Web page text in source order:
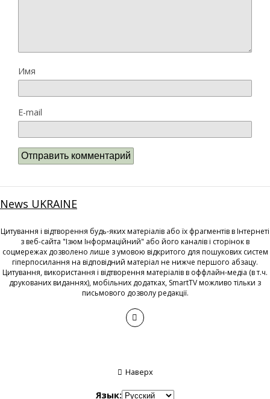
Имя
E-mail
News UKRAINE
Цитування і відтворення будь-яких матеріалів або їх фрагментів в Інтернеті
з веб-сайта "Ізюм Інформаційний" або його каналів і сторінок в
соцмережах дозволено лише з умовою відкритого для пошукових систем
гіперпосилання на відповідний матеріал не нижче першого абзацу.
Цитування, використання і відтворення матеріалів в оффлайн-медіа (в т.ч.
друкованих виданнях), мобільних додатках, SmartTV можливо тільки з
письмового дозволу редакції.
Наверх
Язык: